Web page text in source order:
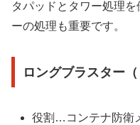
タパッドとタワー処理
ーの処理も重要です。
ロングブラスター（
役割…コンテナ防衛